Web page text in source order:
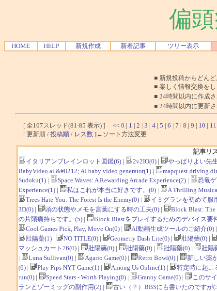
偏
HOME HELP 新規作成 新着記事 ツリー表示
■ 新規投稿からどん
■ 楽しく情報交換を
■ 24時間以内に作成
■ 24時間以内に更新
[ 全107スレッド(81-85 表示) ] << 0 | 1 | 2 | 3 | 4 | 5 | 6 | 7 | 8 | 9 | 10 | 11
[ 更新順 / 投稿順 / レス数 ]←ソート方法変更
記事リ
イタリアンブレインロット図鑑(6)| 2v2IO(0)|
やっぱりよい先
BabyVideo.ai &#8212; AI baby video generator(1)|
mapquest driving
Sudoku(1)| Space Waves: A Rewarding Arcade Experience(2)|
恐竜
Experience(1)| 私はこれが本当に好きです。(0)|
A Thrilling
Trees Hate You: The Forest Is the Enemy(0)|
イミグランを初めて服
3D(0)| 頭の状態やメモを言葉にする時の工夫(0)|
Block Blast: The
の片頭痛持ちです。(5)|
Block Blastをプレイするためのデバイス要
Cool Games Pick, Play, Move On(0)| AI動画生成ツールのご紹介(0)
壯陽藥(1)| NO TITLE(0)| Geometry Dash Lite(0)| 壯陽藥(0)|
マッシュカート76(0)| 壯陽藥(0)| 壯陽藥(0)| 壯陽藥(0)|
壯陽
|
Luna Sullivan(0)| Agario Game(0)| Retro Bowl(0)|
新しい薬
(0)| Play Pips NYT Game(1)| Among Us Online(1)|
特定時に起こ
run(0)| Speed Stars - Worth Playing(0)| Granny Game(0)|
このサ
ランとゾーミッグの副作用(2)|
古い（？）BBSにも書いたのですが